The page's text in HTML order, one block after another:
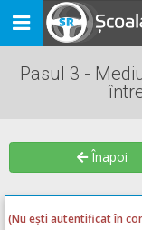
Toggle
navigation
Pasul 3 -
Înapoi
(Nu ești autentificat în